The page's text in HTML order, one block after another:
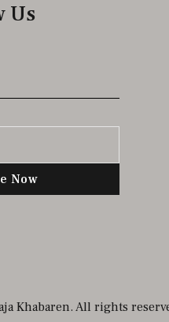
Us
Now
Khabaren. All rights